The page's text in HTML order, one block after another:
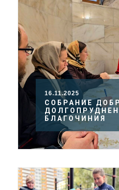
16.11.2025
СОБРАНИЕ
БЛАГОЧИНИЯ